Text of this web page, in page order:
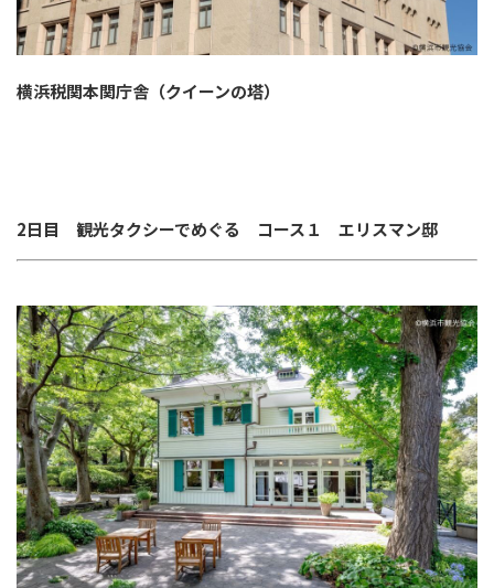
横浜税関本関庁舎（クイーンの塔）
2日目 観光タクシーでめぐる コース１ エリスマン邸